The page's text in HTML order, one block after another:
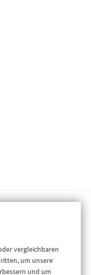
vergleichbaren
um unsere
und um